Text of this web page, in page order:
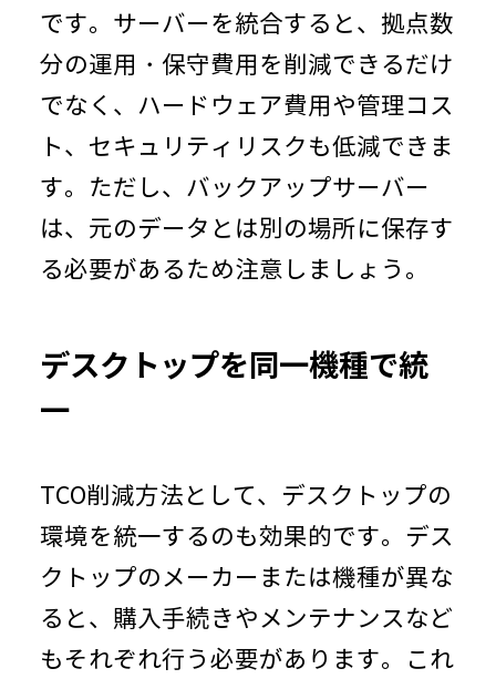
です。サーバーを統合すると、拠点数
分の運用・保守費用を削減できるだけ
でなく、ハードウェア費用や管理コス
ト、セキュリティリスクも低減できま
す。ただし、バックアップサーバー
は、元のデータとは別の場所に保存す
る必要があるため注意しましょう。
デスクトップを同一機種で統
一
TCO削減方法として、デスクトップの
環境を統一するのも効果的です。デス
クトップのメーカーまたは機種が異な
ると、購入手続きやメンテナンスなど
もそれぞれ行う必要があります。これ